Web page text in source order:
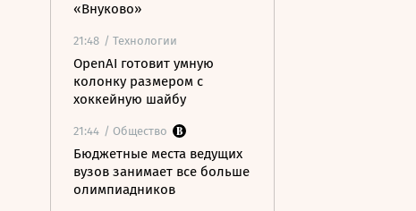
«Внуково»
21:48 / Технологии
OpenAI готовит умную
колонку размером с
хоккейную шайбу
21:44 / Общество
Бюджетные места ведущих
вузов занимает все больше
олимпиадников